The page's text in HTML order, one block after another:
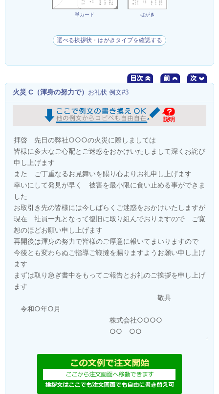
単カード はがき
選べる挨拶状・はがきタイプを確認する
火災 C（渾身の努力で） お礼状 例文#3